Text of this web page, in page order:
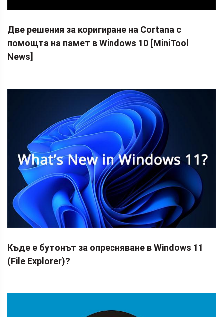
Две решения за коригиране на Cortana с
помощта на памет в Windows 10 [MiniTool
News]
Къде е бутонът за опресняване в Windows 11
(File Explorer)?